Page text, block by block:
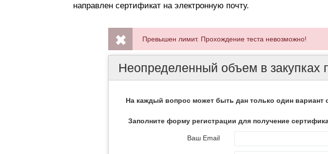
направлен сертификат на электронную почту.